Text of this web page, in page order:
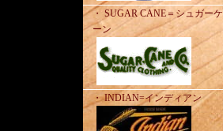
・ SUGAR CANE＝シュガーケ
ーン
・ INDIAN=インディアン